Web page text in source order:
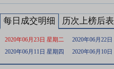
每日成交明细 历次上榜后
2020年06月23日 星期二 2020年06月22
2020年06月11日 星期四
2020年06月10